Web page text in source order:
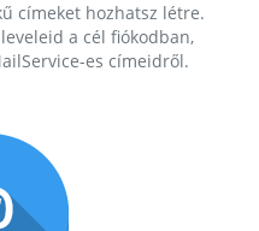
címeket hozhatsz létre.
a cél fiókodban,
es címeidről.